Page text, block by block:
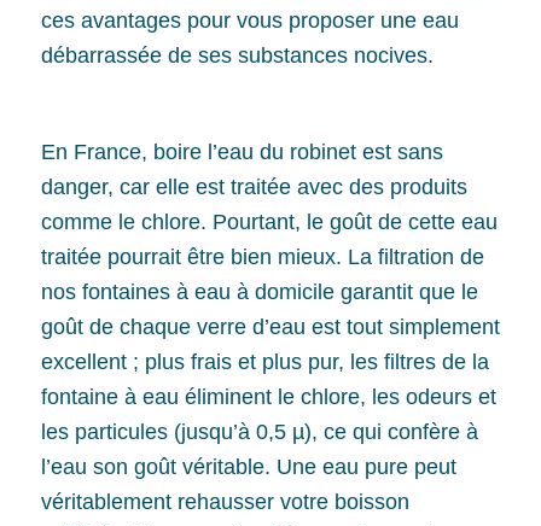
ces avantages pour vous proposer une eau
débarrassée de ses substances nocives.
En France, boire l’eau du robinet est sans
danger, car elle est traitée avec des produits
comme le chlore. Pourtant, le goût de cette eau
traitée pourrait être bien mieux. La filtration de
nos fontaines à eau à domicile garantit que le
goût de chaque verre d’eau est tout simplement
excellent ; plus frais et plus pur, les filtres de la
fontaine à eau éliminent le chlore, les odeurs et
les particules (jusqu’à 0,5 µ), ce qui confère à
l’eau son goût véritable. Une eau pure peut
véritablement rehausser votre boisson